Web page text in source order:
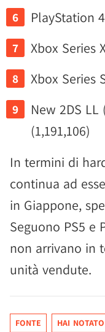
PlayStation
Xbox Series
Xbox Series
New 2DS
(1,191,106)
In termini di
continua ad
in Giappone,
Seguono PS5 e
non arrivano in
unità vendute.
FONTE HAI